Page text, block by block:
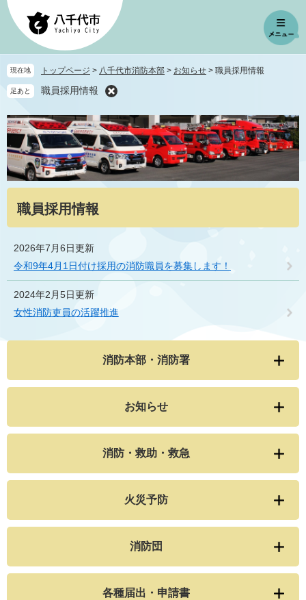
ペ
先
頭
。
メ
を
飛
て
本
文
へ
現在地 トップページ > 八千代市消防本部 > お知らせ > 職員採用情報
足あと 職員採用情報
職員採用情報
2026年7月6日更新
令和9年4月1日付け採用の消防職員を募集します！
2024年2月5日更新
女性消防吏員の活躍推進
消防本部・消防署
お知らせ
消防・救助・救急
火災予防
消防団
各種届出・申請書